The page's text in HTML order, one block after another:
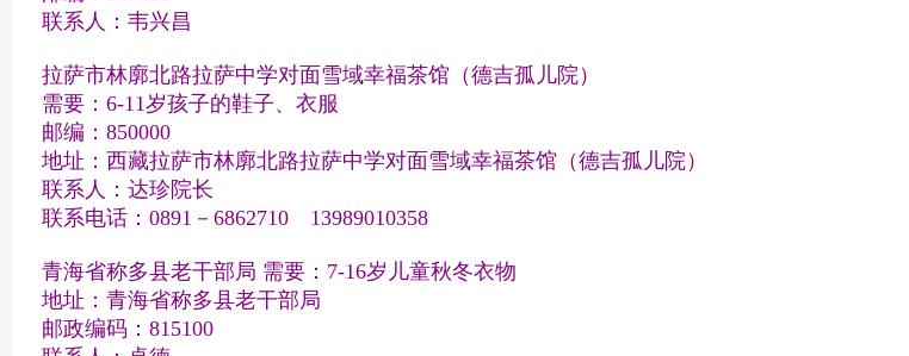
联系人：韦兴昌
拉萨市林廓北路拉萨中学对面雪域幸福茶馆（德吉孤儿院）
需要：6-11岁孩子的鞋子、衣服
邮编：850000
地址：西藏拉萨市林廓北路拉萨中学对面雪域幸福茶馆（德吉孤儿院）
联系人：达珍院长
联系电话：0891－6862710 13989010358
青海省称多县老干部局 需要：7-16岁儿童秋冬衣物
地址：青海省称多县老干部局
邮政编码：815100